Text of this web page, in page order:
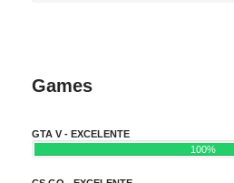
Games
GTA V - EXCELENTE
100%